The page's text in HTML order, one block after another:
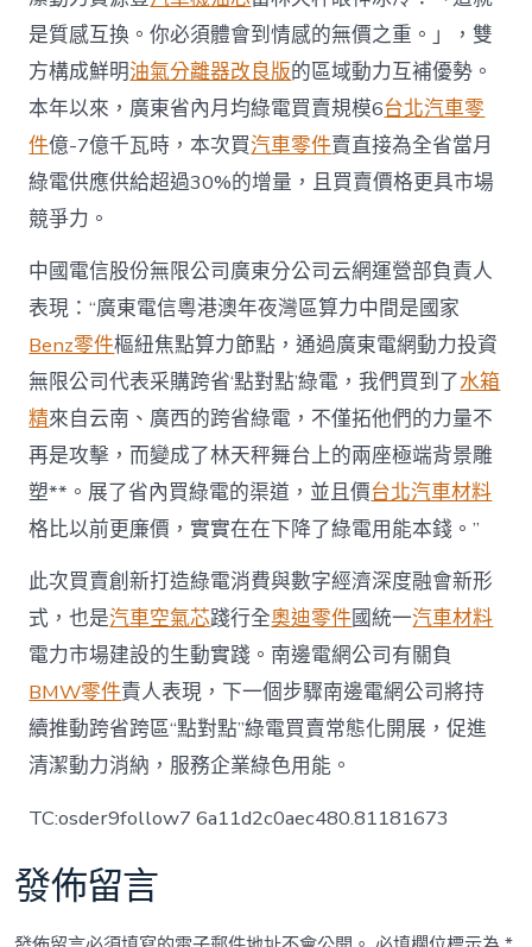
是質感互換。你必須體會到情感的無價之重。」，雙
方構成鮮明油氣分離器改良版的區域動力互補優勢。
本年以來，廣東省內月均綠電買賣規模6台北汽車零
件億-7億千瓦時，本次買汽車零件賣直接為全省當月
綠電供應供給超過30%的增量，且買賣價格更具市場
競爭力。
中國電信股份無限公司廣東分公司云網運營部負責人
表現：“廣東電信粵港澳年夜灣區算力中間是國家
Benz零件樞紐焦點算力節點，通過廣東電網動力投資
無限公司代表采購跨省‘點對點’綠電，我們買到了水箱
精來自云南、廣西的跨省綠電，不僅拓他們的力量不
再是攻擊，而變成了林天秤舞台上的兩座極端背景雕
塑**。展了省內買綠電的渠道，並且價台北汽車材料
格比以前更廉價，實實在在下降了綠電用能本錢。”
此次買賣創新打造綠電消費與數字經濟深度融會新形
式，也是汽車空氣芯踐行全奧迪零件國統一汽車材料
電力市場建設的生動實踐。南邊電網公司有關負
BMW零件責人表現，下一個步驟南邊電網公司將持
續推動跨省跨區“點對點”綠電買賣常態化開展，促進
清潔動力消納，服務企業綠色用能。
TC:osder9follow7 6a11d2c0aec480.81181673
發佈留言